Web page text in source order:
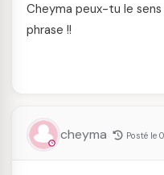
Cheyma peux-tu le
phrase !!
cheyma Posté le